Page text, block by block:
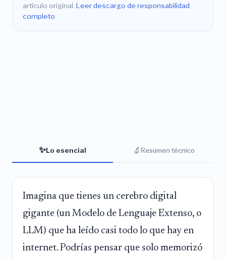
artículo original. Leer descargo de responsabilidad
completo
✨Lo esencial 🔬Resumen técnico
Imagina que tienes un cerebro digital
gigante (un Modelo de Lenguaje Extenso, o
LLM) que ha leído casi todo lo que hay en
internet. Podrías pensar que solo memorizó